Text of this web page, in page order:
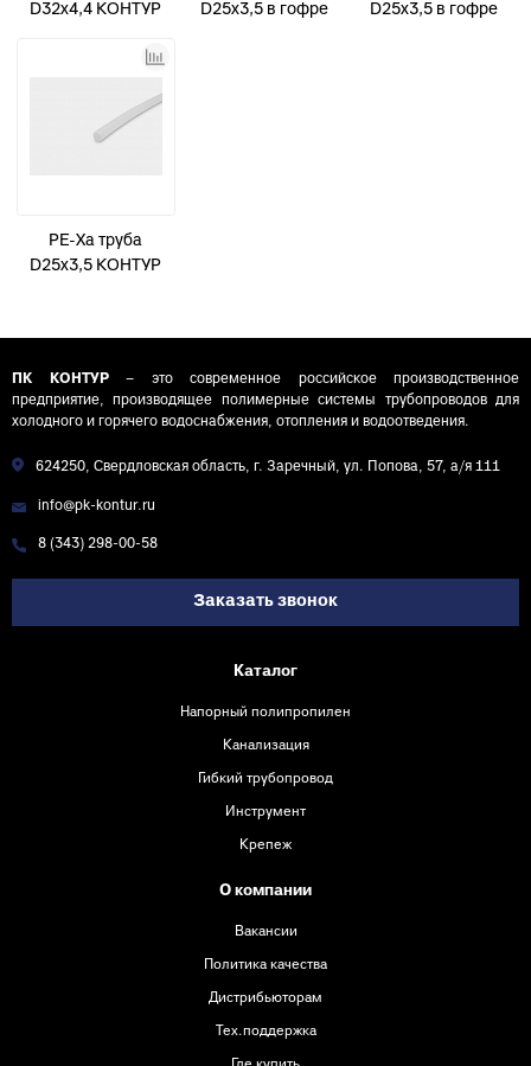
D32х4,4 КОНТУР
D25х3,5 в гофре
D25х3,5 в гофре
PE-Xa труба
D25х3,5 КОНТУР
ПК КОНТУР– это современное российское производственное
предприятие, производящее полимерные системы трубопроводов для
холодного и горячего водоснабжения, отопления и водоотведения.
624250, Свердловская область, г. Заречный, ул. Попова, 57, а/я 111
info@pk-kontur.ru
8 (343) 298-00-58
Заказать звонок
Каталог
Напорный полипропилен
Канализация
Гибкий трубопровод
Инструмент
Крепеж
О компании
Вакансии
Политика качества
Дистрибьюторам
Тех.поддержка